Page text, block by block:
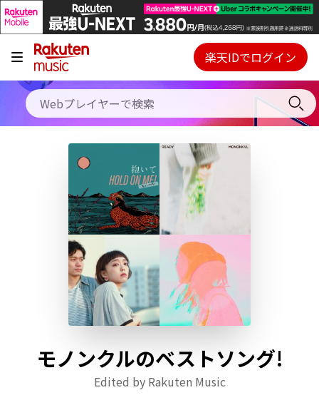
キャンペーン
料金プラン
使い方
初回30日間無料お試し
Webプレイヤー
ご契約内容の確認・変更
楽天IDでログイン
モノンクルのベストソング!
Edited by Rakuten Music